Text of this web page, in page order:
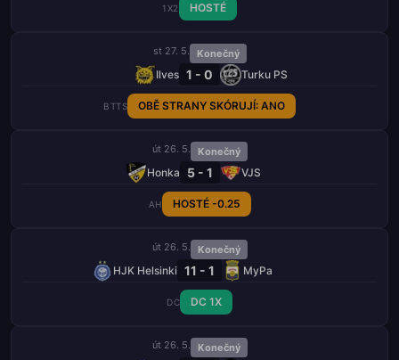
1X2 HOSTÉ
st 27. 5. Konečný
Ilves 1 - 0 Turku PS
BTTS OBĚ STRANY SKÓRUJÍ: ANO
út 26. 5. Konečný
Honka 5 - 1 VJS
AH HOSTÉ -0.25
út 26. 5. Konečný
HJK Helsinki 11 - 1 MyPa
DC DC 1X
út 26. 5. Konečný